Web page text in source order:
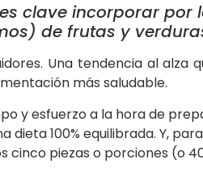
clave incorporar por
de frutas y
Una tendencia al alza
más saludable.
y esfuerzo a la hora de
dieta 100% equilibrada. Y,
cinco piezas o porciones (o